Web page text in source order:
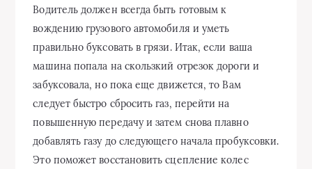
Водитель должен всегда быть готовым к
вождению грузового автомобиля и уметь
правильно буксовать в грязи. Итак, если ваша
машина попала на скользкий отрезок дороги и
забуксовала, но пока еще движется, то Вам
следует быстро сбросить газ, перейти на
повышенную передачу и затем снова плавно
добавлять газу до следующего начала пробуксовки.
Это поможет восстановить сцепление колес